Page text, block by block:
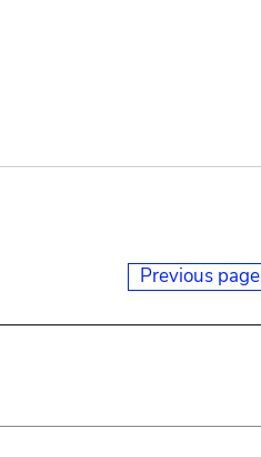
Previous page